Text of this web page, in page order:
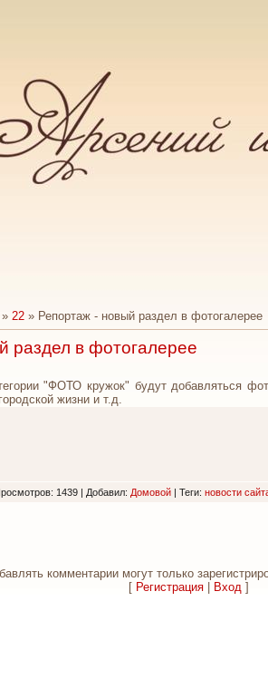
» 22 » Репортаж - новый раздел в фотогалерее
раздел в фотогалерее
"ФОТО кружок" будут добавляться
жизни и т.д.
: 1439 | Добавил: Домовой Теги: новости
комментарии могут только
[ Регистрация Вход ]